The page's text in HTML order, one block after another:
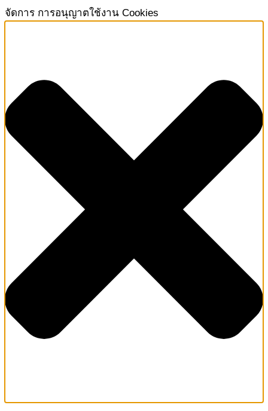
จัดการ การอนุญาตใช้งาน Cookies